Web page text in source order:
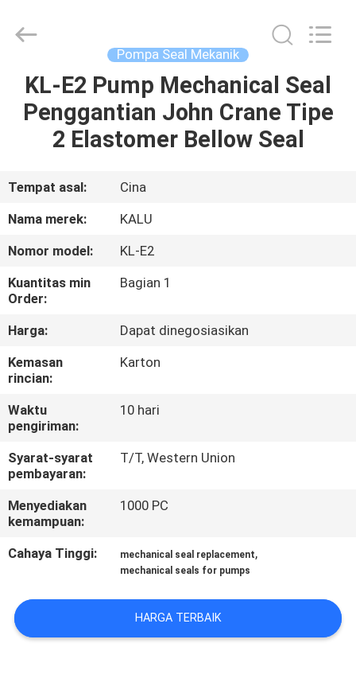
RUMAH
PRODUK
TAMPILAN
VR
TENTANG
KAMI
TUR
PABRIK
KONTROL
KUALITAS
HUBUNGI
KAMI
PERMINTAAN
Rights
Pompa Seal Mekanik
KL-E2 Pump Mechanical Seal
Penggantian John Crane Tipe
2 Elastomer Bellow Seal
Tempat asal:
Cina
Nama merek:
KALU
Nomor model:
KL-E2
Kuantitas min
Order:
Bagian 1
Harga:
Dapat dinegosiasikan
Kemasan
rincian:
Karton
Waktu
pengiriman:
10 hari
Syarat-syarat
pembayaran:
T/T, Western Union
Menyediakan
kemampuan:
1000 PC
Cahaya Tinggi: mechanical seal replacement,
mechanical seals for pumps
HARGA TERBAIK